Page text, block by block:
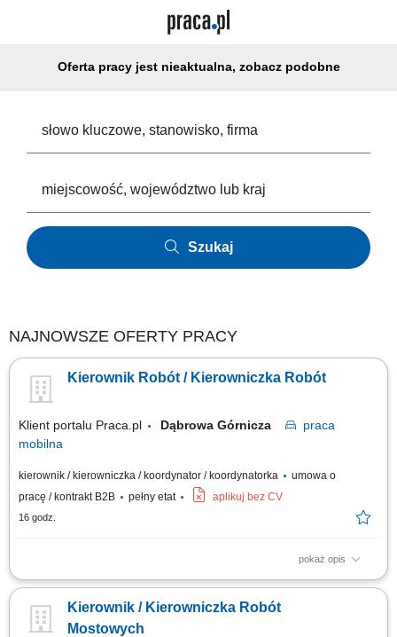
Oferta pracy jest nieaktualna, zobacz podobne
Szukaj
NAJNOWSZE OFERTY PRACY
Kierownik Robót / Kierowniczka Robót
Klient portalu Praca.pl Dąbrowa Górnicza
praca
mobilna
kierownik / kierowniczka / koordynator / koordynatorka
umowa o
pracę / kontrakt B2B
pełny etat aplikuj bez CV
16 godz.
pokaż opis
Kierowanie i nadzorowanie budowy zgodnie z projektem, Prawem
harmonogramem prac. Koordynacja działań sił własnych oraz
podwykonawców. Optymalizacja technologiczna i materiałowa robót.
Kierownik / Kierowniczka Robót
Mostowych